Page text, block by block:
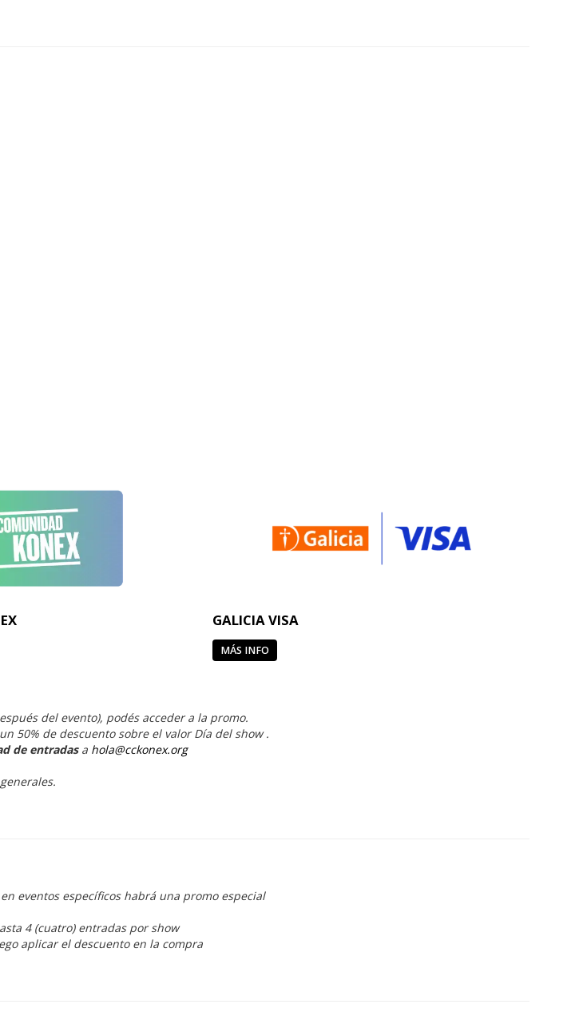
GALICIA VISA
MÁS INFO
del evento), podés acceder a la promo.
50% de descuento sobre el valor Día del show .
de entradas a hola@cckonex.org
eventos específicos habrá una promo especial
4 (cuatro) entradas por show
aplicar el descuento en la compra